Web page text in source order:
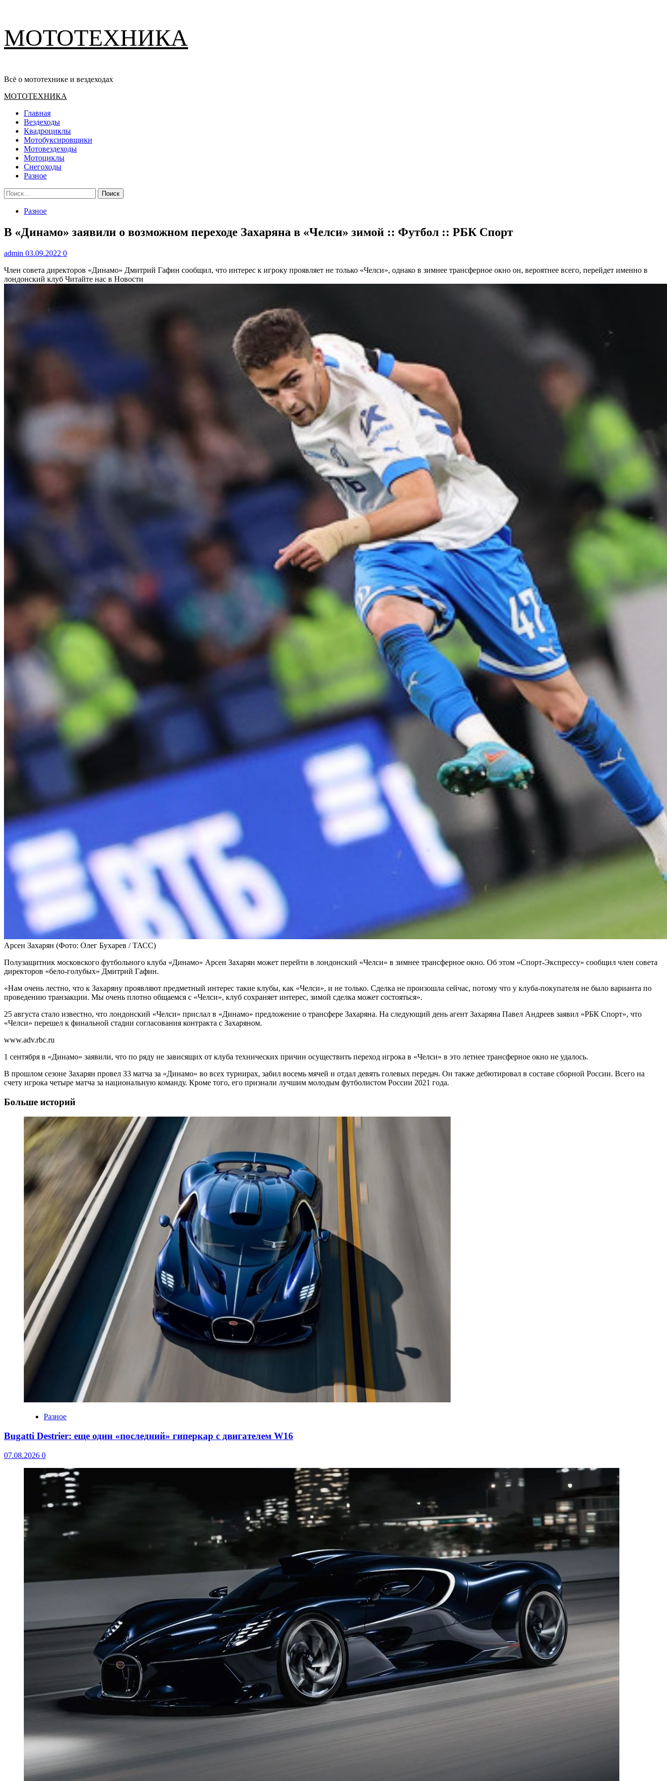
содержимому
МОТОТЕХНИКА
Всё о мототехнике и вездеходах
Основное
МОТОТЕХНИКА
Главная
Вездеходы
Квадроциклы
Мотобуксировщики
Мотовездеходы
Мотоциклы
Снегоходы
Разное
Найти:
Разное
В «Динамо» заявили о возможном переходе Захаряна в «Челси» зимой :: Футбол :: РБК Спорт
admin 03.09.2022 0
Член совета директоров «Динамо» Дмитрий Гафин сообщил, что интерес к игроку проявляет не только «Челси», однако в зимнее трансферное окно он, вероятнее всего, перейдет именно в
лондонский клуб Читайте нас в Новости
Арсен Захарян (Фото: Олег Бухарев / ТАСС)
Полузащитник московского футбольного клуба «Динамо» Арсен Захарян может перейти в лондонский «Челси» в зимнее трансферное окно. Об этом «Спорт-Экспрессу» сообщил член совета
директоров «бело-голубых» Дмитрий Гафин.
«Нам очень лестно, что к Захаряну проявляют предметный интерес такие клубы, как «Челси», и не только. Сделка не произошла сейчас, потому что у клуба-покупателя не было варианта по
проведению транзакции. Мы очень плотно общаемся с «Челси», клуб сохраняет интерес, зимой сделка может состояться».
25 августа стало известно, что лондонский «Челси» прислал в «Динамо» предложение о трансфере Захаряна. На следующий день агент Захаряна Павел Андреев заявил «РБК Спорт», что
«Челси» перешел к финальной стадии согласования контракта с Захаряном.
www.adv.rbc.ru
1 сентября в «Динамо» заявили, что по ряду не зависящих от клуба технических причин осуществить переход игрока в «Челси» в это летнее трансферное окно не удалось.
В прошлом сезоне Захарян провел 33 матча за «Динамо» во всех турнирах, забил восемь мячей и отдал девять голевых передач. Он также дебютировал в составе сборной России. Всего на
счету игрока четыре матча за национальную команду. Кроме того, его признали лучшим молодым футболистом России 2021 года.
Больше историй
Разное
Bugatti Destrier: еще один «последний» гиперкар с двигателем W16
07.08.2026 0